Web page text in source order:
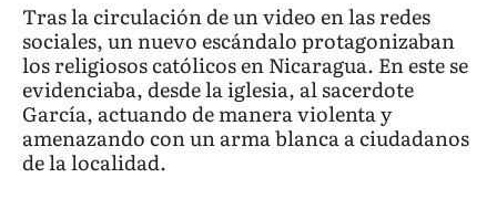
Tras la circulación de un video en las redes
sociales, un nuevo escándalo protagonizaban
los religiosos católicos en Nicaragua. En este se
evidenciaba, desde la iglesia, al sacerdote
García, actuando de manera violenta y
amenazando con un arma blanca a ciudadanos
de la localidad.